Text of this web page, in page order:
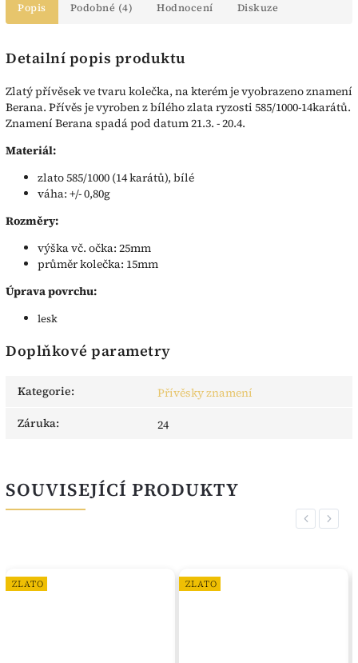
Popis Podobné (4) Hodnocení Diskuze
Detailní popis produktu
Zlatý přívěsek ve tvaru kolečka, na kterém je vyobrazeno znamení
Berana. Přívěs je vyroben z bílého zlata ryzosti 585/1000-14karátů.
Znamení Berana spadá pod datum 21.3. - 20.4.
Materiál:
zlato 585/1000 (14 karátů), bílé
váha: +/- 0,80g
Rozměry:
výška vč. očka: 25mm
průměr kolečka: 15mm
Úprava povrchu:
lesk
Doplňkové parametry
Kategorie:
Přívěsky znamení
Záruka: 24
SOUVISEJÍCÍ PRODUKTY
Previous
ZLATO ZLATO
Next